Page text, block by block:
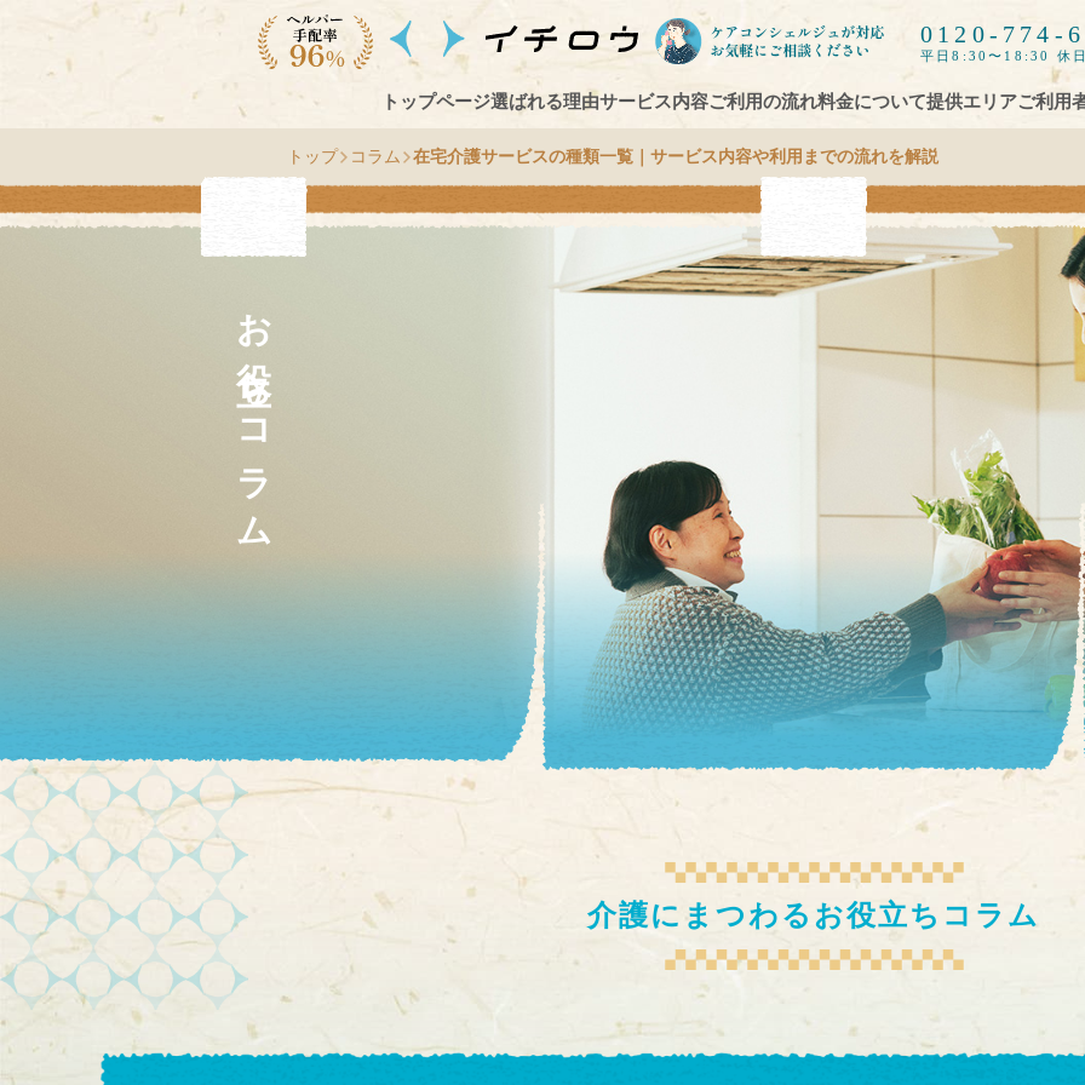
0120-774-
平日8:30〜18:30 休
トップページ選ばれる理由サービス内容ご利用の流れ料金について提供エリアご利用
トップ コラム 在宅介護サービスの種類一覧｜サービス内容や利用までの流れを解説
お役立ちコラム
介護にまつわるお役立ちコラム